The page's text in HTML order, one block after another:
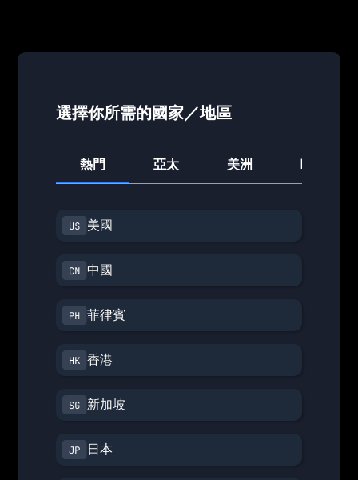
選擇你所需的國家／地區
熱門 亞太 美洲 歐洲
美國
中國
菲律賓
香港
新加坡
日本